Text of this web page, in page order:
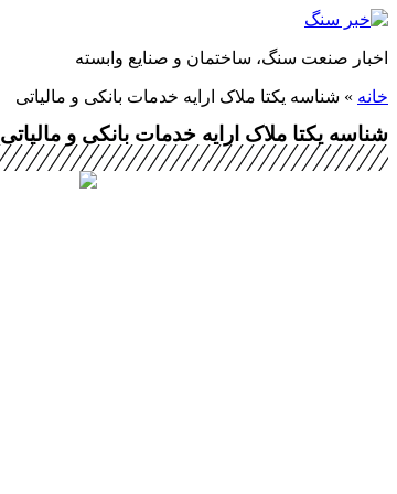
پرش
محتوا
اخبار صنعت سنگ، ساختمان و صنایع وابسته
خانه » شناسه یکتا ملاک ارایه خدمات بانکی و مالیاتی
شناسه یکتا ملاک ارایه خدمات بانکی و مالیاتی